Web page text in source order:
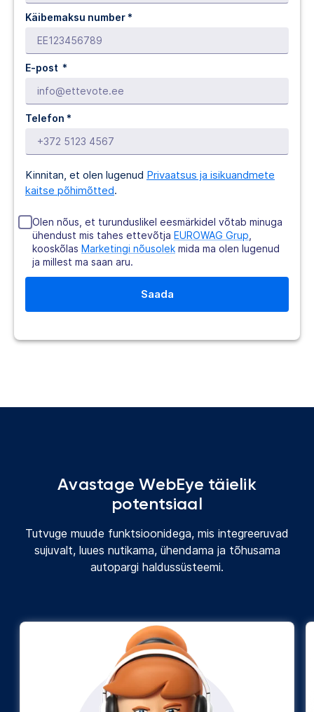
Käibemaksu number *
E-post *
Telefon *
Kinnitan, et olen lugenud Privaatsus ja isikuandmete
kaitse põhimõtted.
Olen nõus, et turunduslikel eesmärkidel võtab minuga
ühendust mis tahes ettevõtja EUROWAG Grup
kooskõlas Marketingi nõusolek mida ma olen lugenud
ja millest ma saan aru.
Avastage WebEye täielik
potentsiaal
Tutvuge muude funktsioonidega, mis integreeruvad
sujuvalt, luues nutikama, ühendama ja tõhusama
autopargi haldussüsteemi.